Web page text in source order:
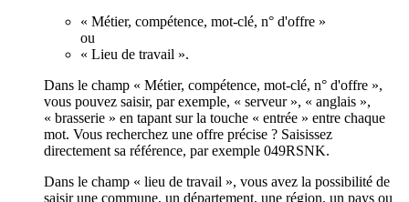
« Métier, compétence, mot-clé, n° d'offre »
ou
« Lieu de travail ».
Dans le champ « Métier, compétence, mot-clé, n° d'offre »,
vous pouvez saisir, par exemple, « serveur », « anglais »,
« brasserie » en tapant sur la touche « entrée » entre chaque
mot. Vous recherchez une offre précise ? Saisissez
directement sa référence, par exemple 049RSNK.
Dans le champ « lieu de travail », vous avez la possibilité de
saisir une commune, un département, une région, un pays ou